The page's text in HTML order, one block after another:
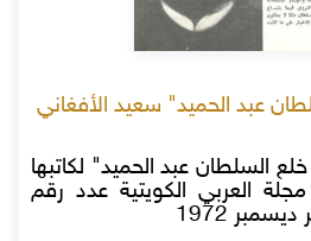
عبد الحميد" سعيد الأفغاني
عبد الحميد" لكاتبها
العربي الكويتية عدد رقم